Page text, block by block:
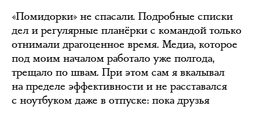
«Помидорки» не спасали. Подробные списки
дел и регулярные планёрки с командой только
отнимали драгоценное время. Медиа, которое
под моим началом работало уже полгода,
трещало по швам. При этом сам я вкалывал
на пределе эффективности и не расставался
с ноутбуком даже в отпуске: пока друзья